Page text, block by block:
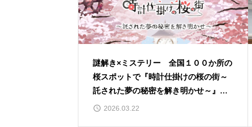
謎解き×ミステリー 全国１００か所の
桜スポットで『時計仕掛けの桜の街～
託された夢の秘密を解き明かせ～』公
開！2026.03.22